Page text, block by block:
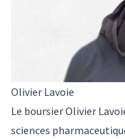
Olivier Lavoie
Le boursier Olivier
sciences